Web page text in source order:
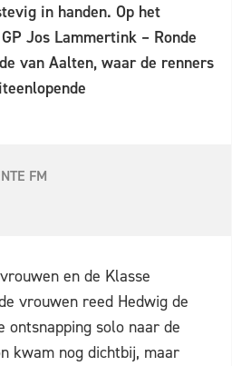
in handen. Op het
Jos Lammertink – Ronde
van Aalten, waar de renners
FM
en de Klasse
vrouwen reed Hedwig de
ontsnapping solo naar de
kwam nog dichtbij, maar